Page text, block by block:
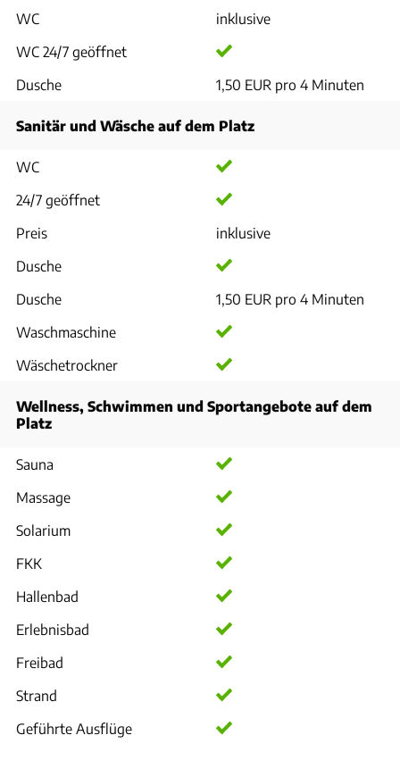
WC
inklusive
WC 24/7 geöffnet
Dusche
1,50 EUR pro 4 Minuten
Sanitär und Wäsche auf dem Platz
WC
24/7 geöffnet
Preis
inklusive
Dusche
Dusche
1,50 EUR pro 4 Minuten
Waschmaschine
Wäschetrockner
Wellness, Schwimmen und Sportangebote auf dem
Platz
Sauna
Massage
Solarium
FKK
Hallenbad
Erlebnisbad
Freibad
Strand
Geführte Ausflüge